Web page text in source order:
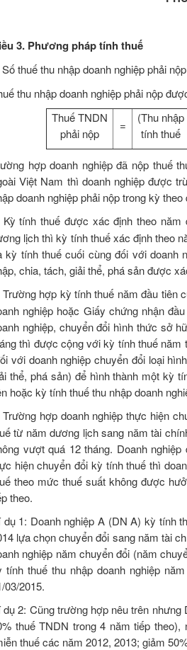
3. Phương pháp tính thuế
Số thuế thu nhập doanh nghiệp phải
thu nhập doanh nghiệp phải nộp
Thuế TNDN
phải nộp
=
(Thu nhập
tính thuế
hợp doanh nghiệp đã nộp thuế
Việt Nam thì doanh nghiệp được
doanh nghiệp phải nộp trong kỳ
Kỳ tính thuế được xác định theo
lịch thì kỳ tính thuế xác định theo
kỳ tính thuế cuối cùng đối với doanh
chia, tách, giải thể, phá sản được
Trường hợp kỳ tính thuế năm đầu tiên
nghiệp hoặc Giấy chứng nhận
nghiệp, chuyển đổi hình thức sở
thì được cộng với kỳ tính thuế năm
với doanh nghiệp chuyển đổi loại
thể, phá sản) để hình thành một kỳ
hoặc kỳ tính thuế thu nhập doanh
Trường hợp doanh nghiệp thực hiện
từ năm dương lịch sang năm tài
vượt quá 12 tháng. Doanh
hiện chuyển đổi kỳ tính thuế thì
theo mức thuế suất không được
theo.
dụ 1: Doanh nghiệp A (DN A) kỳ tính
lựa chọn chuyển đổi sang năm tài
nghiệp năm chuyển đổi (năm
tính thuế thu nhập doanh nghiệp
03/2015.
dụ 2: Cũng trường hợp nêu trên
thuế TNDN trong 4 năm tiếp
thuế các năm 2012, 2013; giảm